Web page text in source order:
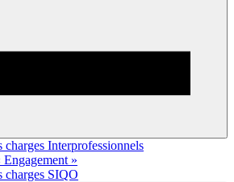
charges Interprofessionnels
»
charges SIQO